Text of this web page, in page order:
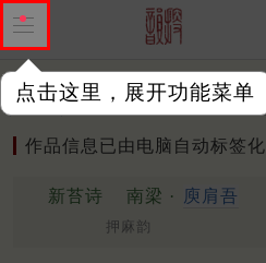
点击这里，展开功能菜单
作品 标注四声 出处、引用
作品信息已由电脑自动标签
新苔诗 南梁 · 庾肩吾
押麻韵